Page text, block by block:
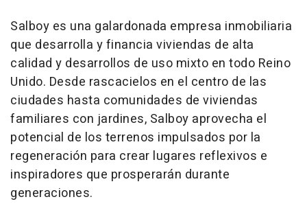
Salboy es una galardonada empresa inmobiliaria
que desarrolla y financia viviendas de alta
calidad y desarrollos de uso mixto en todo Reino
Unido. Desde rascacielos en el centro de las
ciudades hasta comunidades de viviendas
familiares con jardines, Salboy aprovecha el
potencial de los terrenos impulsados por la
regeneración para crear lugares reflexivos e
inspiradores que prosperarán durante
generaciones.